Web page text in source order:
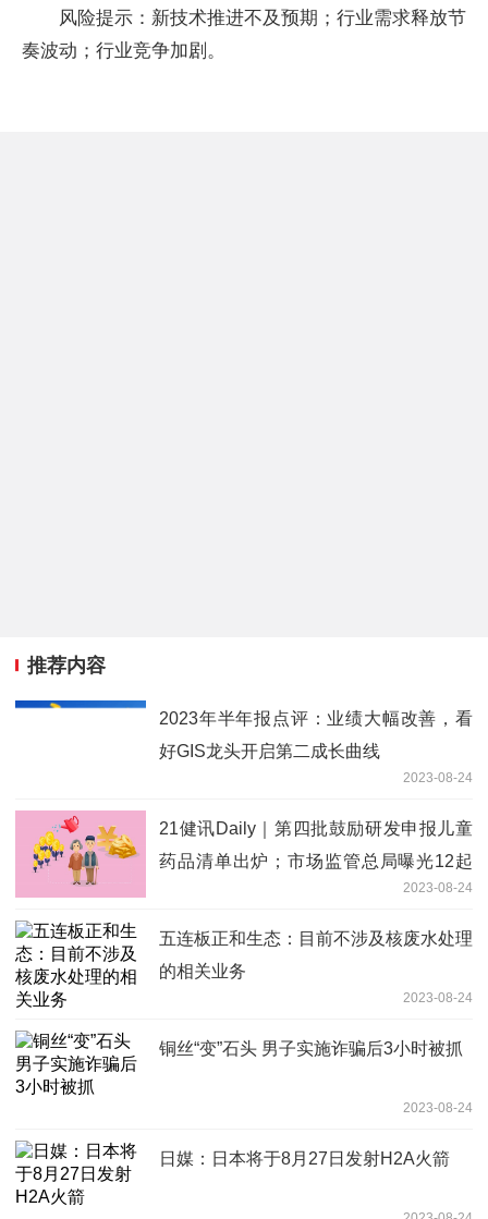
风险提示：新技术推进不及预期；行业需求释放节
奏波动；行业竞争加剧。
推荐内容
2023年半年报点评：业绩大幅改善，看
好GIS龙头开启第二成长曲线
2023-08-24
21健讯Daily｜第四批鼓励研发申报儿童
药品清单出炉；市场监管总局曝光12起
2023-08-24
五连板正和生态：目前不涉及核废水处理
的相关业务
2023-08-24
铜丝“变”石头 男子实施诈骗后3小时被抓
2023-08-24
日媒：日本将于8月27日发射H2A火箭